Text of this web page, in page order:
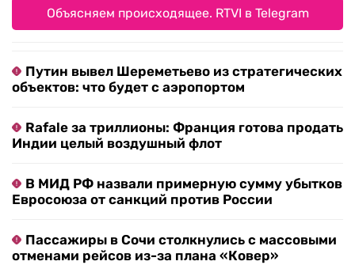
Объясняем происходящее. RTVI в Telegram
Путин вывел Шереметьево из стратегических
объектов: что будет с аэропортом
Rafale за триллионы: Франция готова продать
Индии целый воздушный флот
В МИД РФ назвали примерную сумму убытков
Евросоюза от санкций против России
Пассажиры в Сочи столкнулись с массовыми
отменами рейсов из-за плана «Ковер»